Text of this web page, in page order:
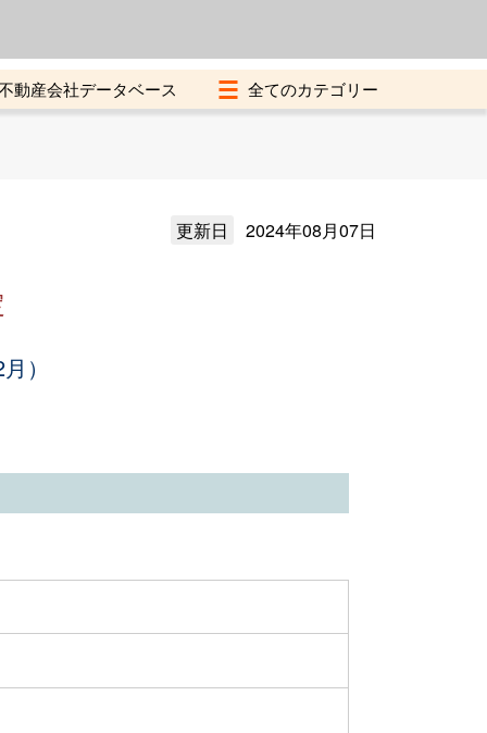
動産会社データベース
更新日 2024年08月07日
）